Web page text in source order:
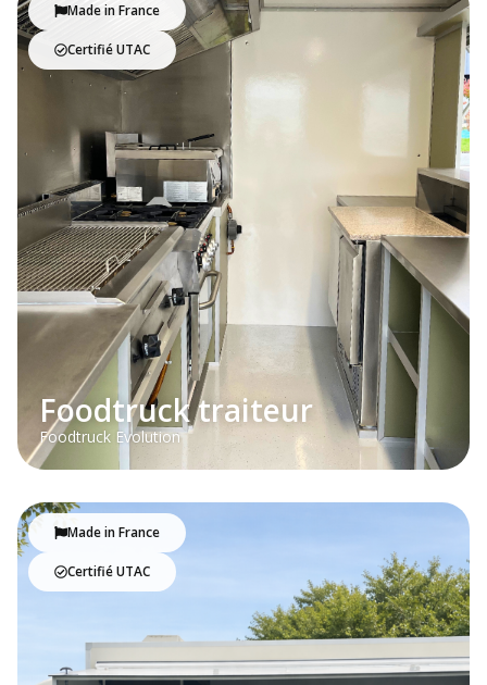
Made in France
Certifié UTAC
Foodtruck traiteur
Foodtruck Evolution
Made in France
Certifié UTAC